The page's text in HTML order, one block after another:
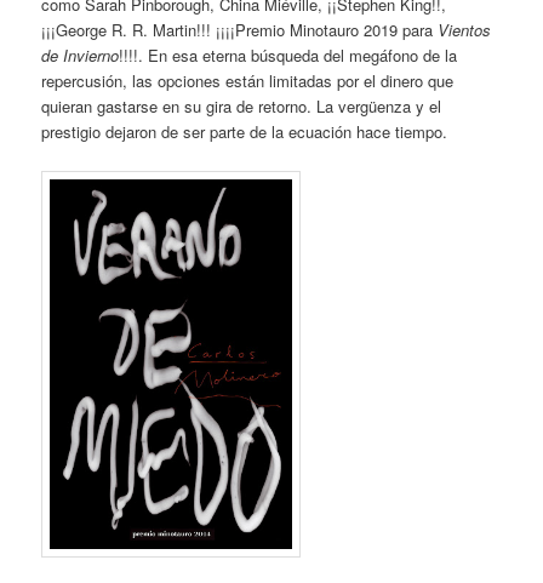
como Sarah Pinborough, China Miéville, ¡¡Stephen King!!,
¡¡¡George R. R. Martin!!! ¡¡¡¡Premio Minotauro 2019 para Vientos
de Invierno!!!!. En esa eterna búsqueda del megáfono de la
repercusión, las opciones están limitadas por el dinero que
quieran gastarse en su gira de retorno. La vergüenza y el
prestigio dejaron de ser parte de la ecuación hace tiempo.